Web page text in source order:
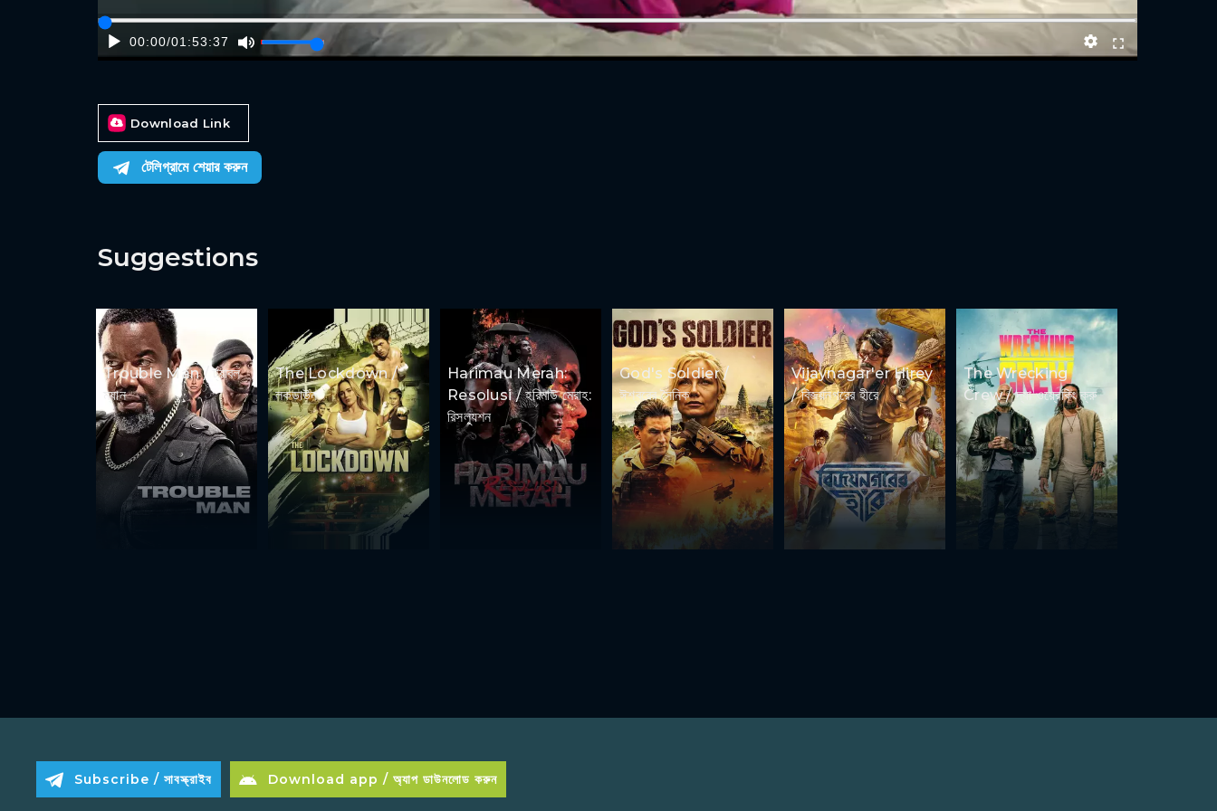
00:00/01:53:37
Download Link
টেলিগ্রামে শেয়ার করুন
Suggestions
Trouble Man / ট্রাবল
ম্যান
The Lockdown /
লকডাউন
Harimau Merah:
Resolusi / হরিমাউ মেরাহ:
রিসল্যুশন
God's Soldier /
ঈশ্বরের সৈনিক
Vijaynagar'er Hirey
/ বিজয়নগরের হীরে
The Wrecking
Crew / দ্যা ওয়্রেকিং ক্রু
Subscribe / সাবস্ক্রাইব Download app / অ্যাপ ডাউনলোড করুন